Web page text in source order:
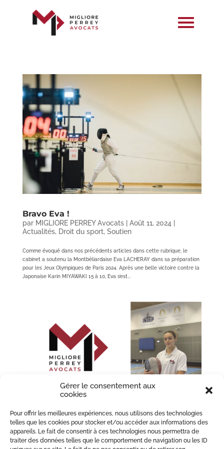
Gérer le consentement aux
cookies
Pour offrir les meilleures expériences, nous utilisons des technologies
telles que les cookies pour stocker et/ou accéder aux informations des
appareils. Le fait de consentir à ces technologies nous permettra de
traiter des données telles que le comportement de navigation ou les ID
Bravo Eva !
par MIGLIORE PERREY Avocats| Août 11, 2024
Actualités, Droit du sport, Soutien
Comme évoqué dans nos précédents articles dans cette rubrique, le
cabinet a soutenu la Montbéliardaise Eva LACHERAY dans sa préparation
pour les Jeux Olympiques de Paris 2024. Après une belle victoire contre la
Japonaise Karin MIYAWAKI 15 à 10, Eva s’est...
Eva LACHERAY aux Jeux Olympiques de
Paris 2024 !
parMIGLIORE PERREY Avocats|Juil 6, 2024|
Actualités,Droit du sport